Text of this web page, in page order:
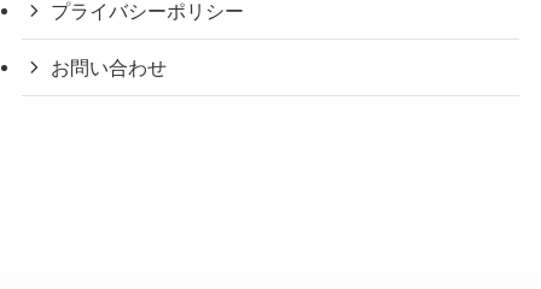
プライバシーポリシー
お問い合わせ